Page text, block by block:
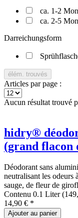
ca. 1-2
ca. 2-5
Darreichungsform
élém. trouvés
Articles par page :
Aucun résultat trouvé
hidry®
(grand flacon
Déodorant sans
neutralisant les odeurs
sauge, de fleur de
Contenu 0.1 Liter
14,90 € *
Ajouter au panier